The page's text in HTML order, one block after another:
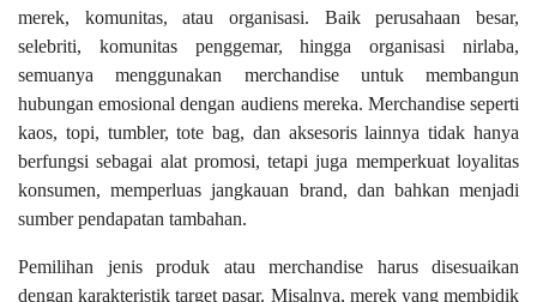
merek, komunitas, atau organisasi. Baik perusahaan besar,
selebriti, komunitas penggemar, hingga organisasi nirlaba,
semuanya menggunakan merchandise untuk membangun
hubungan emosional dengan audiens mereka. Merchandise seperti
kaos, topi, tumbler, tote bag, dan aksesoris lainnya tidak hanya
berfungsi sebagai alat promosi, tetapi juga memperkuat loyalitas
konsumen, memperluas jangkauan brand, dan bahkan menjadi
sumber pendapatan tambahan.
Pemilihan jenis produk atau merchandise harus disesuaikan
dengan karakteristik target pasar. Misalnya, merek yang membidik